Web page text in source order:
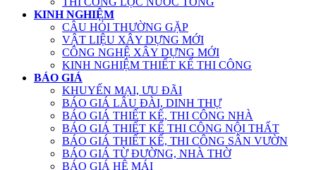
KINH NGHIỆM
CÂU HỎI THƯỜNG GẶP
VẬT LIỆU XÂY DỰNG MỚI
CÔNG NGHỆ XÂY DỰNG MỚI
KINH NGHIỆM THIẾT KẾ THI CÔNG
BÁO GIÁ
KHUYẾN MẠI, ƯU ĐÃI
BÁO GIÁ LÂU ĐÀI, DINH THỰ
BÁO GIÁ THIẾT KẾ, THI CÔNG NHÀ
BÁO GIÁ THIẾT KẾ THI CÔNG NỘI THẤT
BÁO GIÁ THIẾT KẾ, THI CÔNG SÂN VƯỜN
BÁO GIÁ TỪ ĐƯỜNG, NHÀ THỜ
BÁO GIÁ HỆ MÁI